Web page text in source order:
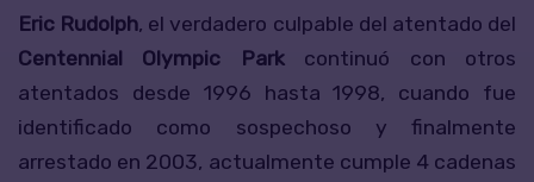
Eric Rudolph, el verdadero culpable del atentado del
Centennial Olympic Parkcontinuó con otros
atentados desde 1996 hasta 1998, cuando fue
identificado como sospechoso y finalmente
arrestado en 2003, actualmente cumple 4 cadenas